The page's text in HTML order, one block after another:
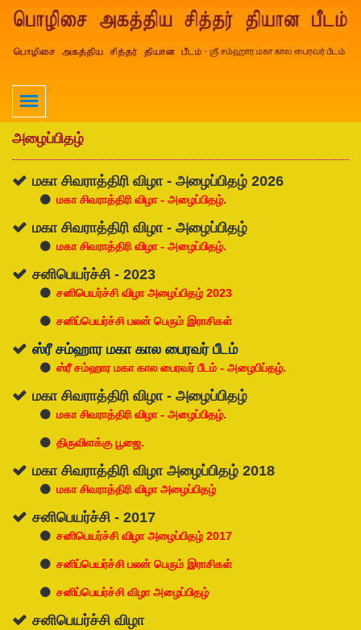
அழைப்பிதழ்
மகா சிவராத்திரி விழா - அழைப்பிதழ் 2026
மகா சிவராத்திரி விழா - அழைப்பிதழ்.
மகா சிவராத்திரி விழா - அழைப்பிதழ்
மகா சிவராத்திரி விழா - அழைப்பிதழ்.
சனிபெயர்ச்சி - 2023
சனிபெயர்ச்சி விழா அழைப்பிதழ் 2023
சனிப்பெயர்ச்சி பலன் பெரும் இராசிகள்
ஸ்ரீ சம்ஹார மகா கால பைரவர் பீடம்
ஸ்ரீ சம்ஹார மகா கால பைரவர் பீடம் - அழைபிப்தழ்.
மகா சிவராத்திரி விழா - அழைப்பிதழ்
மகா சிவராத்திரி விழா - அழைப்பிதழ்.
திருவிளக்கு பூஜை.
மகா சிவராத்திரி விழா அழைப்பிதழ் 2018
மகா சிவராத்திரி விழா அழைப்பிதழ்
சனிபெயர்ச்சி - 2017
சனிபெயர்ச்சி விழா அழைப்பிதழ் 2017
சனிப்பெயர்ச்சி பலன் பெரும் இராசிகள்
சனிப்பெயர்ச்சி விழா அழைப்பிதழ்
சனிபெயர்ச்சி விழா